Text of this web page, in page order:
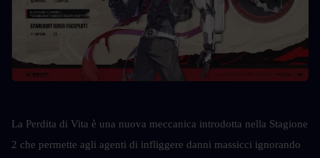
La Perdita di Vita è una nuova meccanica introdotta nella Stagione
2 che permette agli agenti di infliggere danni massicci ignorando